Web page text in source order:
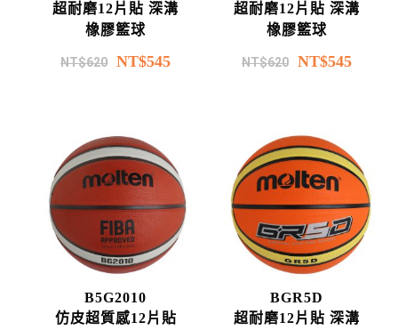
超耐磨12片貼 深溝
橡膠籃球
NT$620 NT$545
超耐磨12片貼 深溝
橡膠籃球
NT$620 NT$545
B5G2010
仿皮超質感12片貼
BGR5D
超耐磨12片貼 深溝